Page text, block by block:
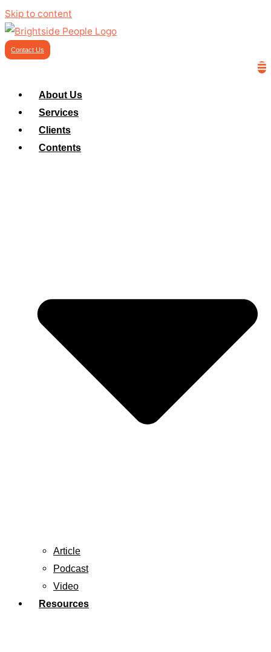
Skip to content
Contact Us
About Us
Services
Clients
Contents
Article
Podcast
Video
Resources